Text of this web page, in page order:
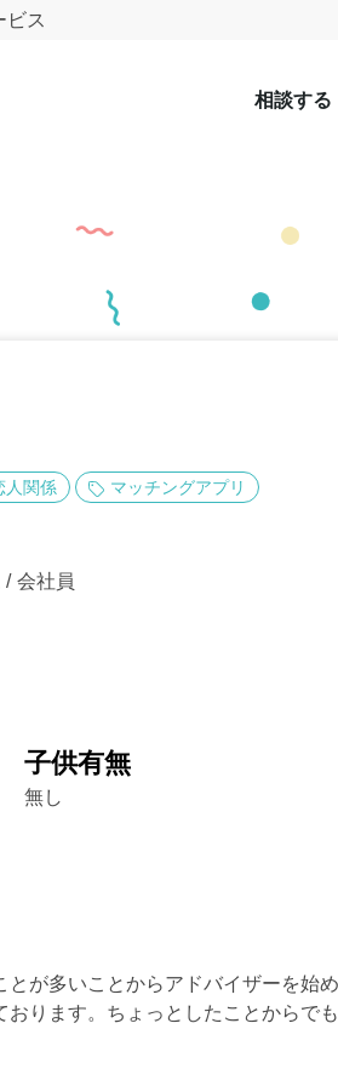
ビス
相談する
人関係 マッチングアプリ
会社員
子供有無
無し
が多いことからアドバイザーを始め
ります。ちょっとしたことからで